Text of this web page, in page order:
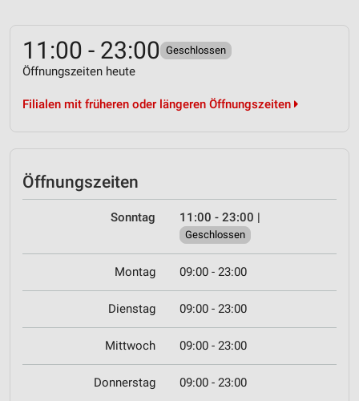
11:00 - 23:00 Geschlossen
Öffnungszeiten heute
Filialen mit früheren oder längeren Öffnungszeiten
Öffnungszeiten
Sonntag 11:00 - 23:00 |
Geschlossen
Montag 09:00 - 23:00
Dienstag 09:00 - 23:00
Mittwoch 09:00 - 23:00
Donnerstag 09:00 - 23:00